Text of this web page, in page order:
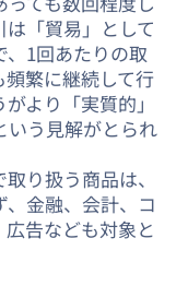
「貿易」として
1回あたりの取
繁に継続して行
より「実質的」
いう見解がとられ
り扱う商品は、
金融、会計、コ
告なども対象と